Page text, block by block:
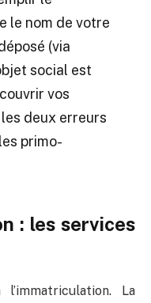
le nom de votre
(via
social est
vos
deux erreurs
primo-
: les services
La